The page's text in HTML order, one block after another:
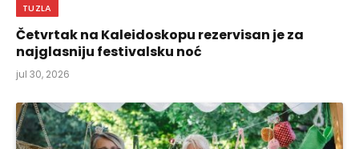
TUZLA
Četvrtak na Kaleidoskopu rezervisan je za
najglasniju festivalsku noć
jul 30, 2026